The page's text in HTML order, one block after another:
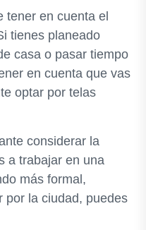
tener en cuenta el
tienes planeado
casa o pasar tiempo
en cuenta que vas
optar por telas
considerar la
a trabajar en una
más formal,
por la ciudad, puedes